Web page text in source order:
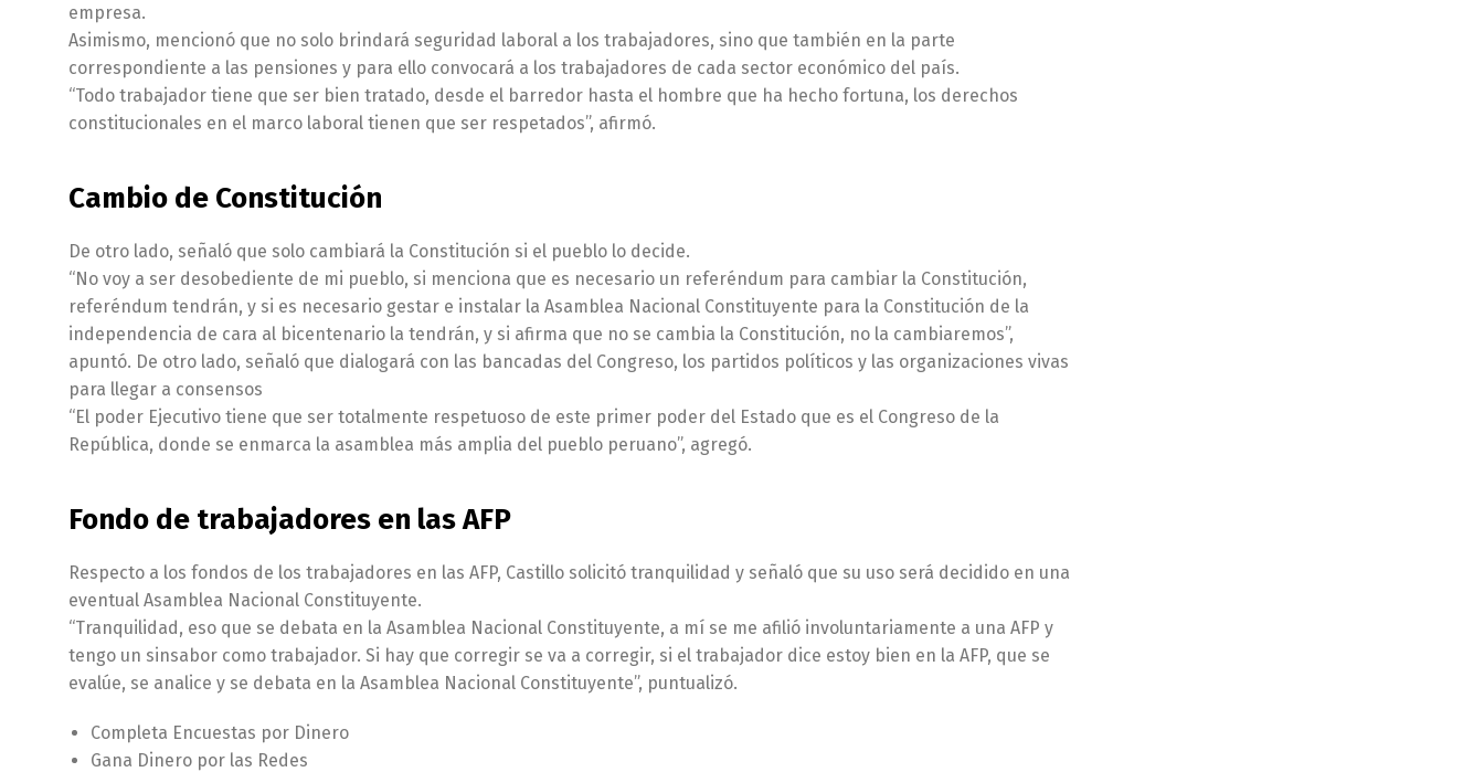
empresa.
Asimismo, mencionó que no solo brindará seguridad laboral a los trabajadores, sino que también en la parte
correspondiente a las pensiones y para ello convocará a los trabajadores de cada sector económico del país.
“Todo trabajador tiene que ser bien tratado, desde el barredor hasta el hombre que ha hecho fortuna, los derechos
constitucionales en el marco laboral tienen que ser respetados”, afirmó.
Cambio de Constitución
De otro lado, señaló que solo cambiará la Constitución si el pueblo lo decide.
“No voy a ser desobediente de mi pueblo, si menciona que es necesario un referéndum para cambiar la Constitución,
referéndum tendrán, y si es necesario gestar e instalar la Asamblea Nacional Constituyente para la Constitución de la
independencia de cara al bicentenario la tendrán, y si afirma que no se cambia la Constitución, no la cambiaremos”,
apuntó. De otro lado, señaló que dialogará con las bancadas del Congreso, los partidos políticos y las organizaciones vivas
para llegar a consensos
“El poder Ejecutivo tiene que ser totalmente respetuoso de este primer poder del Estado que es el Congreso de la
República, donde se enmarca la asamblea más amplia del pueblo peruano”, agregó.
Fondo de trabajadores en las AFP
Respecto a los fondos de los trabajadores en las AFP, Castillo solicitó tranquilidad y señaló que su uso será decidido en una
eventual Asamblea Nacional Constituyente.
“Tranquilidad, eso que se debata en la Asamblea Nacional Constituyente, a mí se me afilió involuntariamente a una AFP y
tengo un sinsabor como trabajador. Si hay que corregir se va a corregir, si el trabajador dice estoy bien en la AFP, que se
evalúe, se analice y se debata en la Asamblea Nacional Constituyente”, puntualizó.
Completa Encuestas por Dinero
Gana Dinero por las Redes